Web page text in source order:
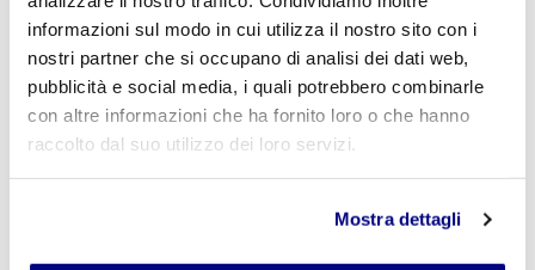
informazioni sul modo in cui utilizza il nostro sito con i
nostri partner che si occupano di analisi dei dati web,
pubblicità e social media, i quali potrebbero combinarle
con altre informazioni che ha fornito loro o che hanno
raccolto dal suo utilizzo dei loro servizi.
Mostra dettagli
Commento*
Acconsento al trattamento deidati personali *